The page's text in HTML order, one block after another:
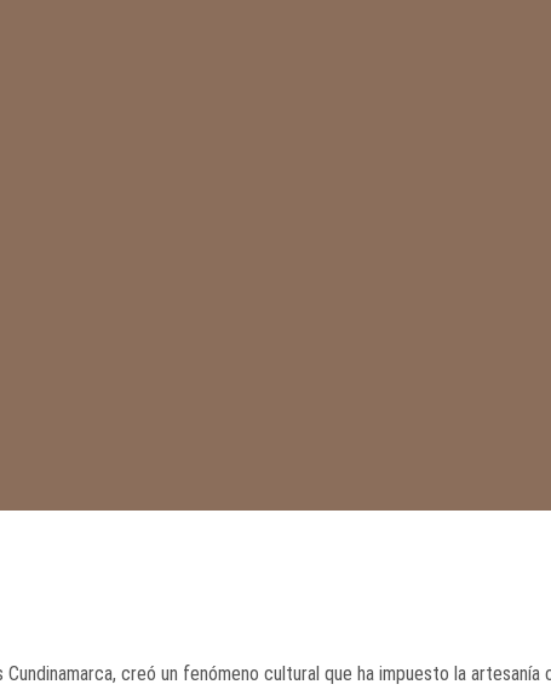
creó un fenómeno cultural que ha impuesto la artesanía